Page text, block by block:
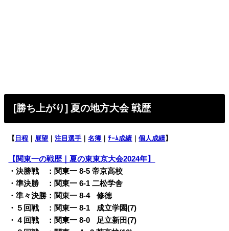
[勝ち上がり] 夏の地方大会 戦歴
【 日程 展望 ｜注目選手 ｜名簿 ｜ﾁｰﾑ成績 ｜個人成績】
【関東一の戦歴｜夏の東東京大会2024年】
・決勝戦 ：関東一 8-5 帝京高校
・準決勝 ：関東一 6-1 二松学舎
・準々決勝：関東一 8-4
q修徳
・５回戦 ：関東一 8-1
成立学園(7)
・４回戦 ：関東一 8-0
足立新田(7)